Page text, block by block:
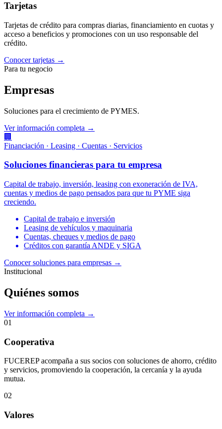
Tarjetas
Tarjetas de crédito para compras diarias, financiamiento en cuotas y
acceso a beneficios y promociones con un uso responsable del
crédito.
Conocer tarjetas →
Para tu negocio
Empresas
Soluciones para el crecimiento de PYMES.
Ver información completa →
🏢
Financiación · Leasing · Cuentas · Servicios
Soluciones financieras para tu empresa
Capital de trabajo, inversión, leasing con exoneración de IVA,
cuentas y medios de pago pensados para que tu PYME siga
creciendo.
Capital de trabajo e inversión
Leasing de vehículos y maquinaria
Cuentas, cheques y medios de pago
Créditos con garantía ANDE y SIGA
Conocer soluciones para empresas →
Institucional
Quiénes somos
Ver información completa →
01
Cooperativa
FUCEREP acompaña a sus socios con soluciones de ahorro, crédito
y servicios, promoviendo la cooperación, la cercanía y la ayuda
mutua.
02
Valores